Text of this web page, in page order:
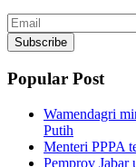
Email
Subscribe
Popular Post
Wamendagri
Putih
Menteri PPPA
Pemprov Jabar